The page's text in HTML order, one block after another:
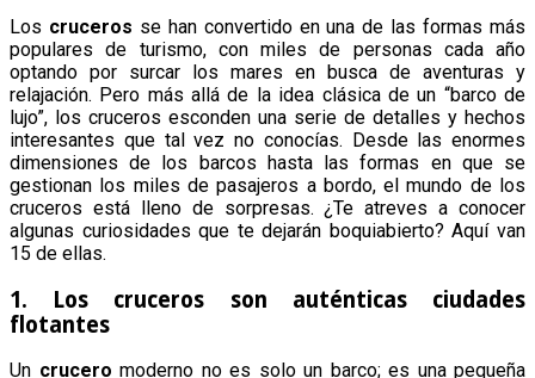
Los cruceros se han convertido en una de las formas más
populares de turismo, con miles de personas cada año
optando por surcar los mares en busca de aventuras y
relajación. Pero más allá de la idea clásica de un “barco de
lujo”, los cruceros esconden una serie de detalles y hechos
interesantes que tal vez no conocías. Desde las enormes
dimensiones de los barcos hasta las formas en que se
gestionan los miles de pasajeros a bordo, el mundo de los
cruceros está lleno de sorpresas. ¿Te atreves a conocer
algunas curiosidades que te dejarán boquiabierto? Aquí van
15 de ellas.
1. Los cruceros son auténticas ciudades
flotantes
Un crucero moderno no es solo un barco; es una pequeña